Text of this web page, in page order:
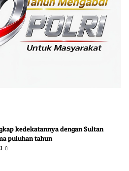
kedekatannya dengan Sultan
puluhan tahun
0